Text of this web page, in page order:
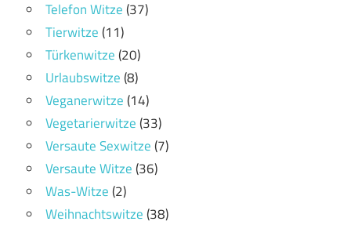
Telefon Witze(37)
Tierwitze(11)
Türkenwitze(20)
Urlaubswitze(8)
Veganerwitze(14)
Vegetarierwitze(33)
Versaute Sexwitze(7)
Versaute Witze(36)
Was-Witze(2)
Weihnachtswitze(38)